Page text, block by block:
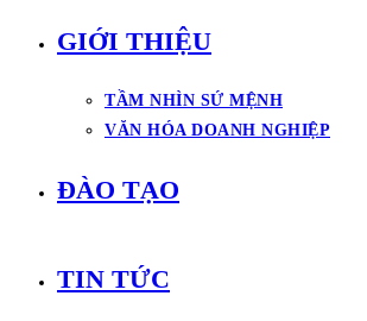
GIỚI THIỆU
TẦM NHÌN SỨ MỆNH
VĂN HÓA DOANH NGHIỆP
ĐÀO TẠO
TIN TỨC